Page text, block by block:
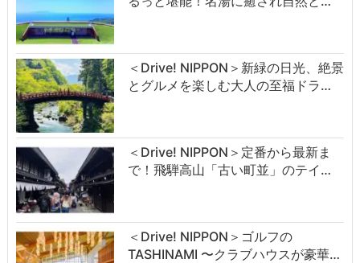
＜Drive! NIPPON＞新緑の日光、絶景
とグルメを楽しむ大人の至福ドラ…
＜Drive! NIPPON＞定番から最新ま
で！飛騨高山「古い町並」のテイ…
＜Drive! NIPPON＞ゴルフの
TASHINAMI 〜クラブハウスが豪華…